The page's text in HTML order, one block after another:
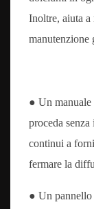
Inoltre, aiuta
manutenzione
● Un manuale
proceda
continui a
fermare la
● Un pannello